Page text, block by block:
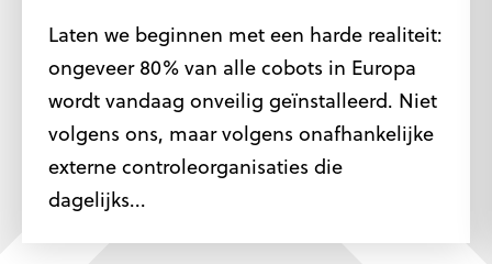
Laten we beginnen met een harde realiteit:
ongeveer 80% van alle cobots in Europa
wordt vandaag onveilig geïnstalleerd. Niet
volgens ons, maar volgens onafhankelijke
externe controleorganisaties die
dagelijks...